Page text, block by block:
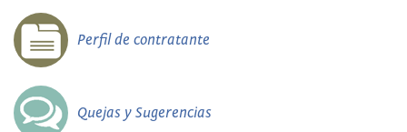
Perfil de contratante
Quejas y Sugerencias